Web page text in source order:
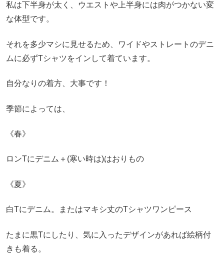
私は下半身が太く、ウエストや上半身には肉がつかない変
な体型です。
それを多少マシに見せるため、ワイドやストレートのデニ
ムに必ずTシャツをインして着ています。
自分なりの着方、大事です！
季節によっては、
《春》
ロンTにデニム＋(寒い時は)はおりもの
《夏》
白Tにデニム。またはマキシ丈のTシャツワンピース
たまに黒Tにしたり、気に入ったデザインがあれば絵柄付
きも着る。